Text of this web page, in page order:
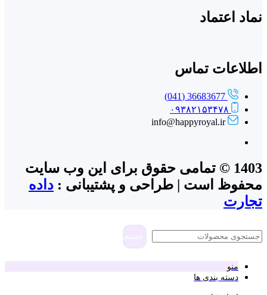
نماد اعتماد
اطلاعات تماس
36683677 (041)
۰۹۳۸۲۱۵۳۴۷۸
info@happyroyal.ir
1403 © تمامی حقوق برای این وب سایت
محفوظ است | طراحی و پشتیبانی : داده
تجارت
منو
دسته بندی ها